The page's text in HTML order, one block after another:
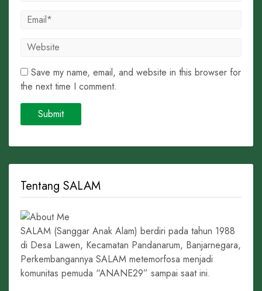
Save my name, email, and website in this browser for
the next time I comment.
Tentang SALAM
SALAM (Sanggar Anak Alam) berdiri pada tahun 1988
di Desa Lawen, Kecamatan Pandanarum, Banjarnegara,
Perkembangannya SALAM metemorfosa menjadi
komunitas pemuda “ANANE29” sampai saat ini.